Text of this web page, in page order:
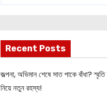
Recent Posts
জল্পনা, অভিমান শেষে সাত পাকে বাঁধা?
নিয়ে নতুন রহস্য!